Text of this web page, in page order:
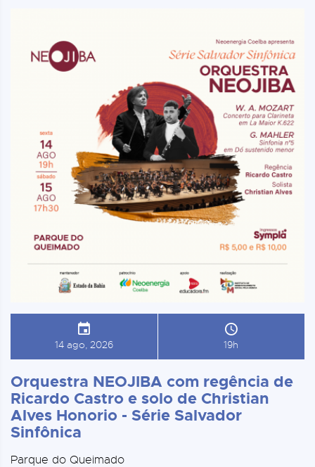
14 ago, 2026 19h
Orquestra NEOJIBA com regência de
Ricardo Castro e solo de Christian
Alves Honorio - Série Salvador
Sinfônica
Parque do Queimado